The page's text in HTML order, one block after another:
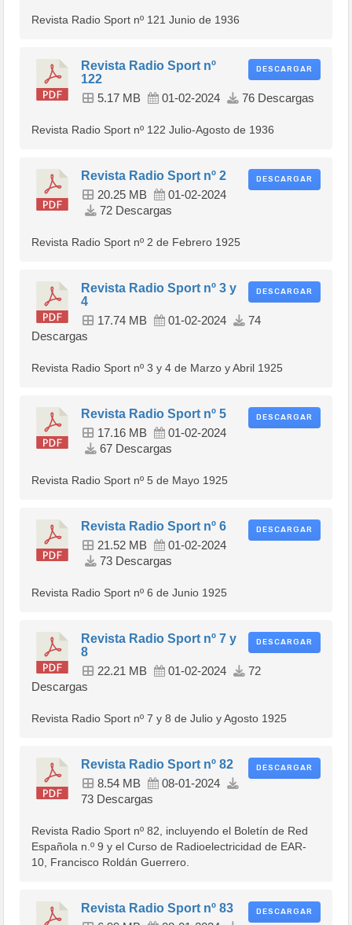
Revista Radio Sport nº 121 Junio de 1936
DESCARGAR
Revista Radio Sport nº
122
5.17 MB 01-02-2024 76 Descargas
Revista Radio Sport nº 122 Julio-Agosto de 1936
DESCARGAR
Revista Radio Sport nº 2
20.25 MB
01-02-2024
72 Descargas
Revista Radio Sport nº 2 de Febrero 1925
DESCARGAR
Revista Radio Sport nº 3 y
4
17.74 MB 01-02-2024
74
Descargas
Revista Radio Sport nº 3 y 4 de Marzo y Abril 1925
DESCARGAR
Revista Radio Sport nº 5
17.16 MB
01-02-2024
67 Descargas
Revista Radio Sport nº 5 de Mayo 1925
DESCARGAR
Revista Radio Sport nº 6
21.52 MB
01-02-2024
73 Descargas
Revista Radio Sport nº 6 de Junio 1925
DESCARGAR
Revista Radio Sport nº 7 y
8
22.21 MB 01-02-2024
72
Descargas
Revista Radio Sport nº 7 y 8 de Julio y Agosto 1925
DESCARGAR
Revista Radio Sport nº 82
8.54 MB
08-01-2024
73 Descargas
Revista Radio Sport nº 82, incluyendo el Boletín de Red
Española n.º 9 y el Curso de Radioelectricidad de EAR-
10, Francisco Roldán Guerrero.
DESCARGAR
Revista Radio Sport nº 83